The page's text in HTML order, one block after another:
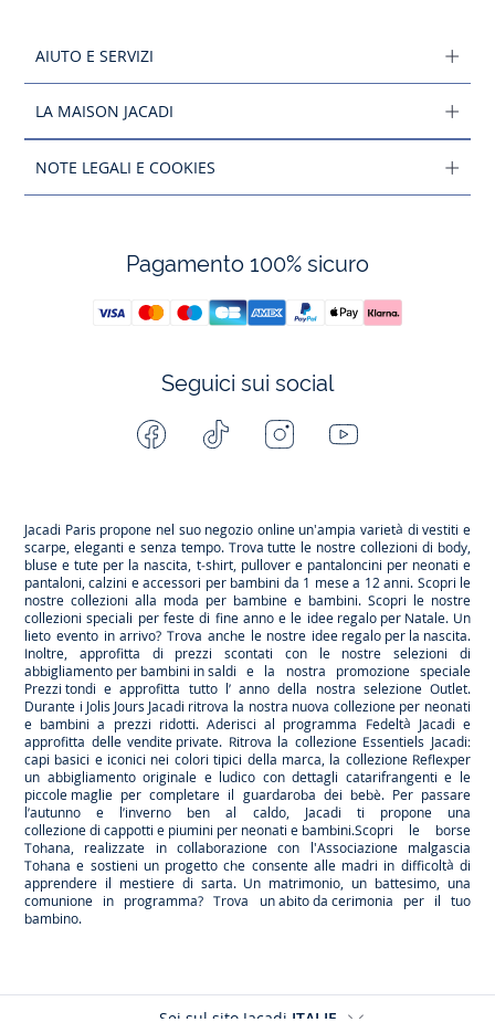
AIUTO E SERVIZI
LA MAISON JACADI
NOTE LEGALI E COOKIES
Pagamento 100% sicuro
Seguici sui social
Facebook Tiktok InstagramYoutube
Jacadi Paris propone nel suo negozio online un'ampia varietà di vestiti e
scarpe, eleganti e senza tempo. Trova tutte le nostre collezioni di body,
bluse e tute per la nascita, t-shirt, pullover e pantaloncini per neonati e
pantaloni, calzini e accessori per bambini da 1 mese a 12 anni. Scopri le
nostre collezioni alla moda per bambine e bambini. Scopri le nostre
collezioni speciali per feste di fine anno e le idee regalo per Natale. Un
lieto evento in arrivo? Trova anche le nostre idee regalo per la nascita.
Inoltre, approfitta di prezzi scontati con le nostre selezioni di
abbigliamento per bambini in saldi e la nostra promozione speciale
Prezzi tondi e approfitta tutto l’ anno della nostra selezione Outlet.
Durante i Jolis Jours Jacadi ritrova la nostra nuova collezione per neonati
e bambini a prezzi ridotti. Aderisci al programma Fedeltà Jacadi e
approfitta dellevendite private. Ritrova la collezione Essentiels Jacadi:
capi basici e iconici nei colori tipici della marca, la collezione Reflexper
un abbigliamento originale e ludico con dettagli catarifrangenti e le
piccole maglie per completare il guardaroba dei bebè. Per passare
l’autunno e l’inverno ben al caldo, Jacadi ti propone una
collezione di cappotti e piumini per neonati e bambini.Scopri le borse
Tohana, realizzate in collaborazione con l'Associazione malgascia
Tohana e sostieni un progetto che consente alle madri in difficoltà di
apprendere il mestiere di sarta. Un matrimonio, un battesimo, una
comunione in programma? Trova un abito da cerimonia per il tuo
bambino.
Sei sul sito Jacadi ITALIE